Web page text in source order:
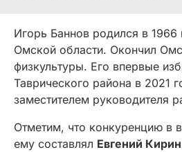
Игорь Баннов родился в 1966
Омской области. Окончил
физкультуры. Его впервые
Таврического района в 2021
заместителем руководителя
Отметим, что конкуренцию в
ему составлял Евгений Кирин